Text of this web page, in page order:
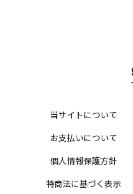
当サイトについて
お支払いについて
個人情報保護方針
特商法に基づく表示